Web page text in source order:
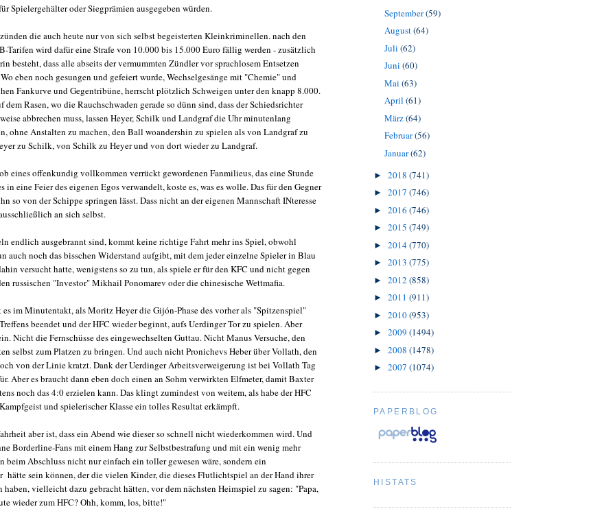
Spielergehälter oder Siegprämien ausgegeben würden.
die auch heute nur von sich selbst begeisterten Kleinkriminellen. nach den
Tarifen wird dafür eine Strafe von 10.000 bis 15.000 Euro fällig werden - zusätzlich
besteht, dass alle abseits der vermummten Zündler vor sprachlosem Entsetzen
eben noch gesungen und gefeiert wurde, Wechselgesänge mit "Chemie" und
Fankurve und Gegentribüne, herrscht plötzlich Schweigen unter den knapp 8.000.
dem Rasen, wo die Rauchschwaden gerade so dünn sind, dass der Schiedsrichter
abbrechen muss, lassen Heyer, Schilk und Landgraf die Uhr minutenlang
ohne Anstalten zu machen, den Ball woandershin zu spielen als von Landgraf zu
zu Schilk, von Schilk zu Heyer und von dort wieder zu Landgraf.
eines offenkundig vollkommen verrückt gewordenen Fanmilieus, das eine Stunde
in eine Feier des eigenen Egos verwandelt, koste es, was es wolle. Das für den Gegner
so von der Schippe springen lässt. Dass nicht an der eigenen Mannschaft INteresse
an sich selbst.
endlich ausgebrannt sind, kommt keine richtige Fahrt mehr ins Spiel, obwohl
auch noch das bisschen Widerstand aufgibt, mit dem jeder einzelne Spieler in Blau
versucht hatte, wenigstens so zu tun, als spiele er für den KFC und nicht gegen
russischen "Investor" Mikhail Ponomarev oder die chinesische Wettmafia.
es im Minutentakt, als Moritz Heyer die Gijón-Phase des vorher als "Spitzenspiel"
beendet und der HFC wieder beginnt, aufs Uerdinger Tor zu spielen. Aber
Nicht die Fernschüsse des eingewechselten Guttau. Nicht Manus Versuche, den
selbst zum Platzen zu bringen. Und auch nicht Pronichevs Heber über Vollath, den
von der Linie kratzt. Dank der Uerdinger Arbeitsverweigerung ist bei Vollath Tag
Aber es braucht dann eben doch einen an Sohm verwirkten Elfmeter, damit Baxter
noch das 4:0 erzielen kann. Das klingt zumindest von weitem, als habe der HFC
und spielerischer Klasse ein tolles Resultat erkämpft.
aber ist, dass ein Abend wie dieser so schnell nicht wiederkommen wird. Und
Borderline-Fans mit einem Hang zur Selbstbestrafung und mit ein wenig mehr
beim Abschluss nicht nur einfach ein toller gewesen wäre, sondern ein
hätte sein können, der die vielen Kinder, die dieses Flutlichtspiel an der Hand ihrer
haben, vielleicht dazu gebracht hätten, vor dem nächsten Heimspiel zu sagen: "Papa,
wieder zum HFC? Ohh, komm, los, bitte!"
September(59)
August(64)
Juli (62)
Juni (60)
Mai (63)
April (61)
März(64)
Februar(56)
Januar(62)
► 2018 (741)
► 2017 (746)
► 2016 (746)
► 2015 (749)
► 2014(770)
► 2013 (775)
► 2012 (858)
► 2011 (911)
► 2010(953)
► 2009 (1494)
► 2008 (1478)
► 2007 (1074)
PAPERBLOG
HISTATS